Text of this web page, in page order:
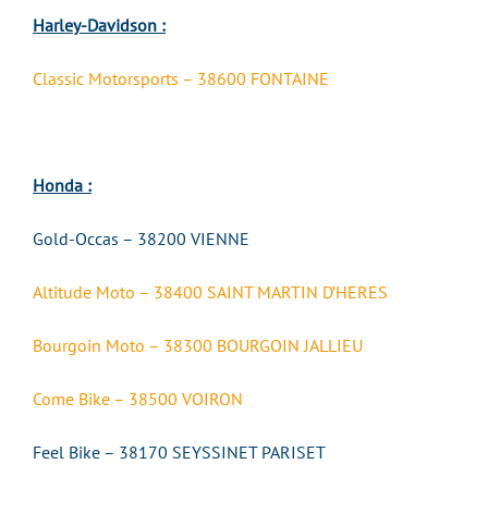
Harley-Davidson :
Classic Motorsports – 38600 FONTAINE
Honda :
Gold-Occas – 38200 VIENNE
Altitude Moto – 38400 SAINT MARTIN D’HERES
Bourgoin Moto – 38300 BOURGOIN JALLIEU
Come Bike – 38500 VOIRON
Feel Bike – 38170 SEYSSINET PARISET